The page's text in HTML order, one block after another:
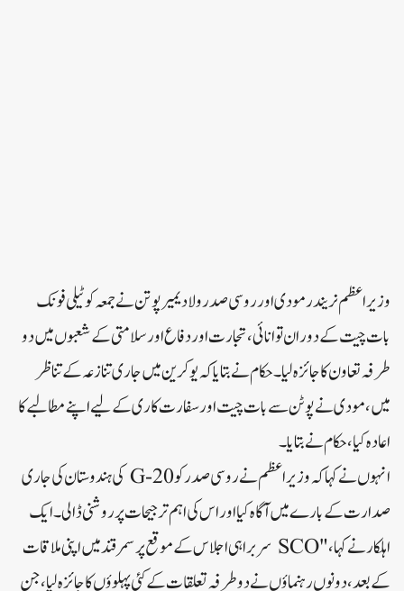
وزیر اعظم نریندر مودی اور روسی صدر ولادیمیر پوتن نے جمعہ کو ٹیلی فونک
بات چیت کے دوران توانائی، تجارت اور دفاع اور سلامتی کے شعبوں میں دو
طرفہ تعاون کا جائزہ لیا۔حکام نے بتایا کہ یوکرین میں جاری تنازعہ کے تناظر
میں، مودی نے پوٹن سے بات چیت اور سفارت کاری کے لیے اپنے مطالبے کا
اعادہ کیا، حکام نے بتایا۔
انہوں نے کہا کہ وزیر اعظم نے روسی صدر کو G-20 کی ہندوستان کی جاری
صدارت کے بارے میں آگاہ کیا اور اس کی اہم ترجیحات پر روشنی ڈالی۔ایک
اہلکار نے کہا، "SCO سربراہی اجلاس کے موقع پر سمرقند میں اپنی ملاقات
کے بعد، دونوں رہنماؤں نے دو طرفہ تعلقات کے کئی پہلوؤں کا جائزہ لیا، جن